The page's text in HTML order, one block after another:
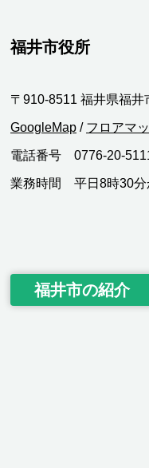
福井市役所
〒910-8511 福井県福
GoogleMap / フロアマ
電話番号 0776-20-
業務時間 平日8時30分
福井市の紹介